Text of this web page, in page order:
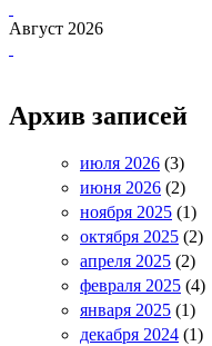
Август 2026
Архив записей
июля 2026 (3)
июня 2026 (2)
ноября 2025 (1)
октября 2025 (2)
апреля 2025 (2)
февраля 2025 (4)
января 2025 (1)
декабря 2024 (1)